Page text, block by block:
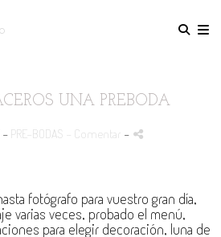
UNA PREBODA
-PRE-BODAS - Comentar -
fotógrafo para vuestro gran día,
varias veces, probado el menú,
para elegir decoración, luna de